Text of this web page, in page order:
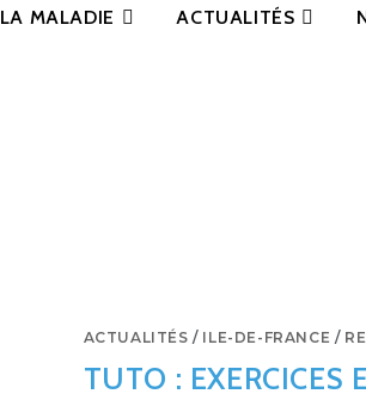
LA MALADIE ACTUALITÉS
ACTUALITÉS / ILE-DE-FRANCE /
TUTO : EXERCICES